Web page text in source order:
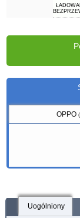
OPPO
Uogólniony